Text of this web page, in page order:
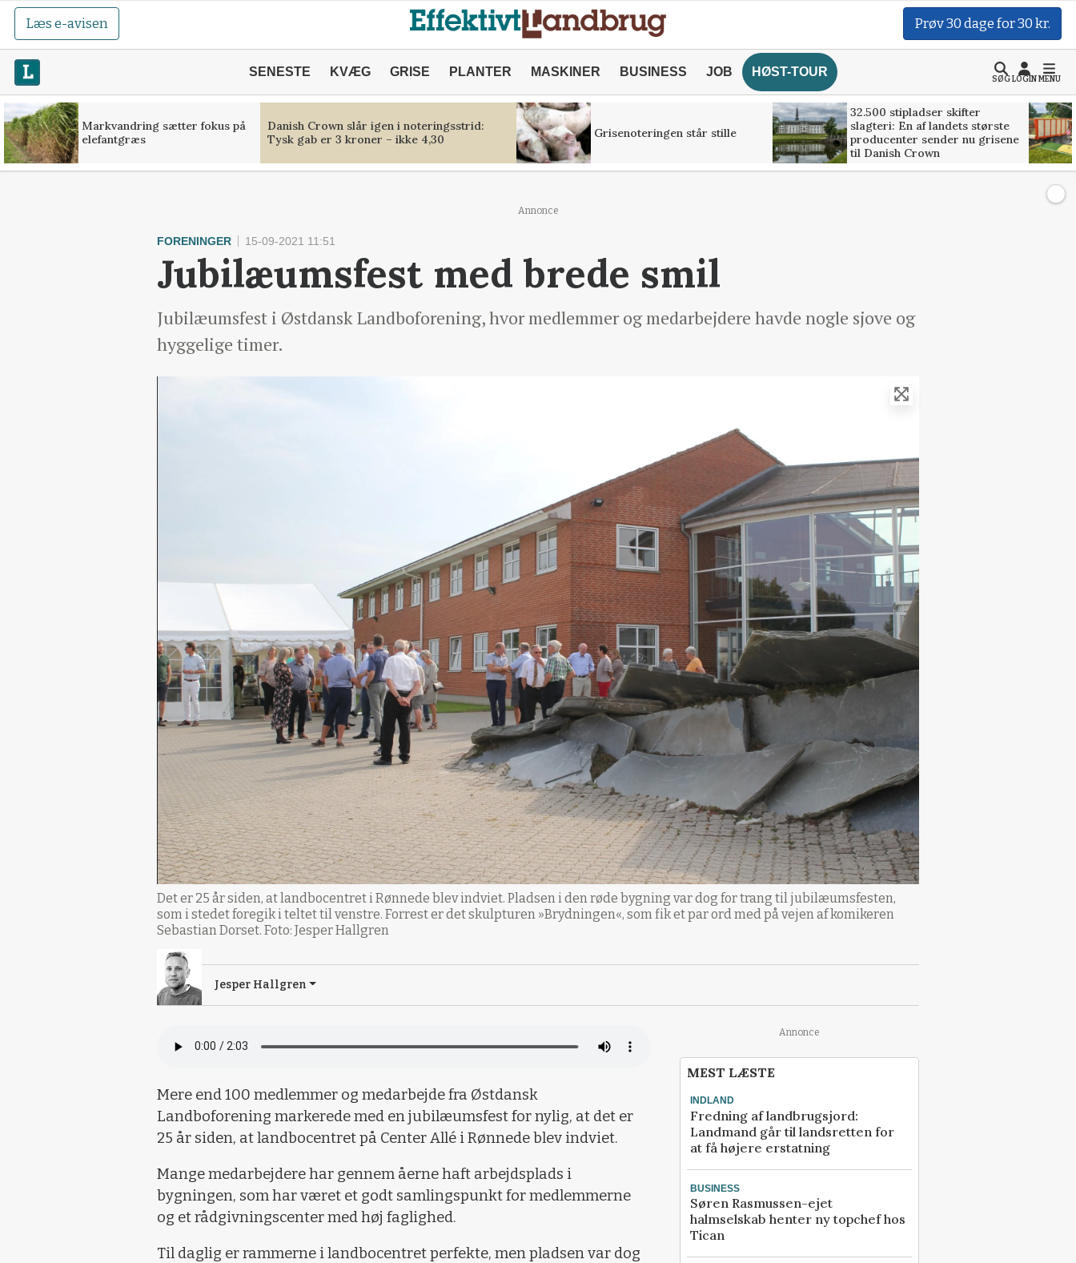
Læs e-avisen Prøv 30 dage for 30 kr.
SENESTE KVÆG GRISE PLANTER MASKINER BUSINESS JOB HØST-TOUR
SØGLOGINMENU
Markvandring sætter fokus på
elefantgræs
Danish Crown slår igen i noteringsstrid:
Tysk gab er 3 kroner – ikke 4,30
Grisenoteringen står stille
32.500 stipladser skifter
slagteri: En af landets største
producenter sender nu grisene
til Danish Crown
Annonce
FORENINGER 15-09-2021 11:51
Jubilæumsfest med brede smil
Jubilæumsfest i Østdansk Landboforening, hvor medlemmer og medarbejdere havde nogle sjove og
hyggelige timer.
Det er 25 år siden, at landbocentret i Rønnede blev indviet. Pladsen i den røde bygning var dog for trang til jubilæumsfesten,
som i stedet foregik i teltet til venstre. Forrest er det skulpturen »Brydningen«, som fik et par ord med på vejen af komikeren
Sebastian Dorset. Foto: Jesper Hallgren
Jesper Hallgren
Mere end 100 medlemmer og medarbejde fra Østdansk
Landboforening markerede med en jubilæumsfest for nylig, at det er
25 år siden, at landbocentret på Center Allé i Rønnede blev indviet.
Mange medarbejdere har gennem åerne haft arbejdsplads i
bygningen, som har været et godt samlingspunkt for medlemmerne
og et rådgivningscenter med høj faglighed.
Til daglig er rammerne i landbocentret perfekte, men pladsen var dog
Annonce
MEST LÆSTE
INDLAND
Fredning af landbrugsjord:
Landmand går til landsretten for
at få højere erstatning
BUSINESS
Søren Rasmussen-ejet
halmselskab henter ny topchef hos
Tican